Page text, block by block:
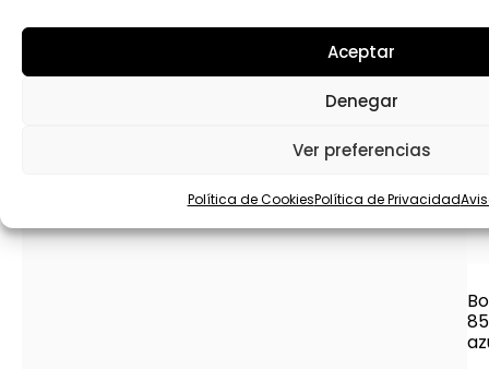
Aceptar
Denegar
Ver preferencias
Política de CookiesPolítica de Privacidad